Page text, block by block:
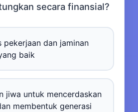
secara finansial?
pekerjaan dan jaminan
baik
jiwa untuk mencerdaskan
membentuk generasi